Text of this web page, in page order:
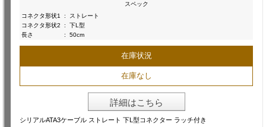
スペック
コネクタ形状1
:
ストレート
コネクタ形状2
:
下L型
長さ
: 50cm
在庫状況
在庫なし
詳細はこちら
シリアルATA3ケーブル ストレート 下L型コネクター ラッチ付き